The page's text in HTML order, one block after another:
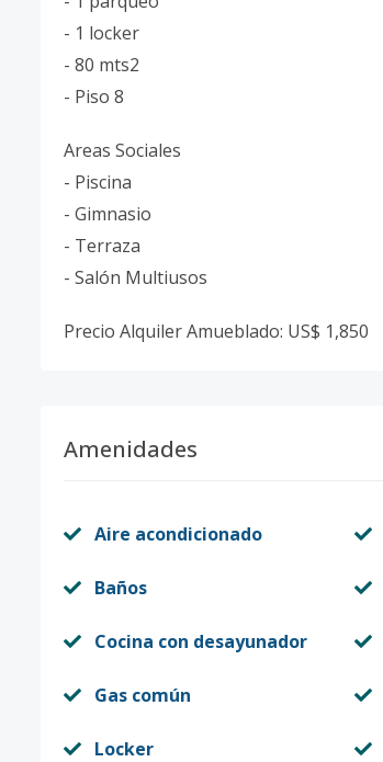
- ⁠1 locker
- ⁠80 mts2
- ⁠Piso 8
Areas Sociales
- Piscina
- Gimnasio
- Terraza
- ⁠Salón Multiusos
Precio Alquiler Amueblado: US$ 1,850
Amenidades
Aire acondicionado
Baños
Cocina con desayunador
Gas común
Locker